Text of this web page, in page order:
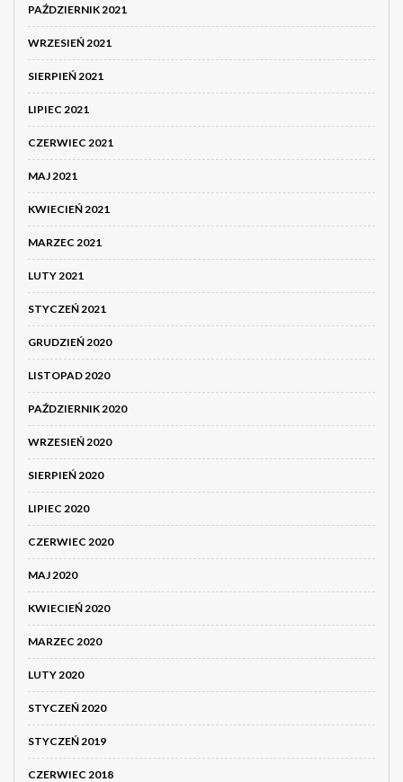
PAŹDZIERNIK 2021
WRZESIEŃ 2021
SIERPIEŃ 2021
LIPIEC 2021
CZERWIEC 2021
MAJ 2021
KWIECIEŃ 2021
MARZEC 2021
LUTY 2021
STYCZEŃ 2021
GRUDZIEŃ 2020
LISTOPAD 2020
PAŹDZIERNIK 2020
WRZESIEŃ 2020
SIERPIEŃ 2020
LIPIEC 2020
CZERWIEC 2020
MAJ 2020
KWIECIEŃ 2020
MARZEC 2020
LUTY 2020
STYCZEŃ 2020
STYCZEŃ 2019
CZERWIEC 2018